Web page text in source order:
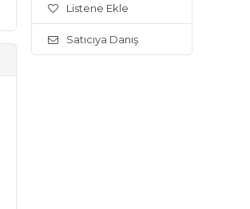
Listene Ekle
Satıcıya Danış